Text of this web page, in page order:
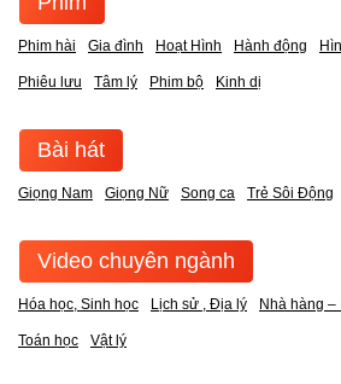
Phim hài Gia đình Hoạt Hình Hành động
Phiêu lưu Tâm lý Phim bộ Kinh dị
Bài hát
Giọng Nam Giọng Nữ Song ca Trẻ Sôi Động
Video chuyên ngành
Hóa học, Sinh học Lịch sử , Địa lý Nhà hàng –
Toán học Vật lý